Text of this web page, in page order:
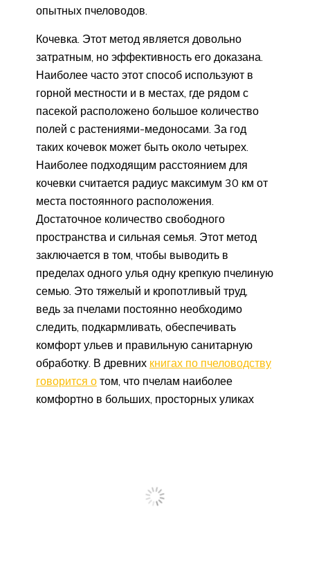
опытных пчеловодов.
Кочевка. Этот метод является довольно
затратным, но эффективность его доказана.
Наиболее часто этот способ используют в
горной местности и в местах, где рядом с
пасекой расположено большое количество
полей с растениями-медоносами. За год
таких кочевок может быть около четырех.
Наиболее подходящим расстоянием для
кочевки считается радиус максимум 30 км от
места постоянного расположения.
Достаточное количество свободного
пространства и сильная семья. Этот метод
заключается в том, чтобы выводить в
пределах одного улья одну крепкую пчелиную
семью. Это тяжелый и кропотливый труд,
ведь за пчелами постоянно необходимо
следить, подкармливать, обеспечивать
комфорт ульев и правильную санитарную
обработку. В древних книгах по пчеловодству
говорится о том, что пчелам наиболее
комфортно в больших, просторных уликах